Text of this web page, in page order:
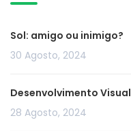
Sol: amigo ou inimigo?
30 Agosto, 2024
Desenvolvimento Visual
28 Agosto, 2024